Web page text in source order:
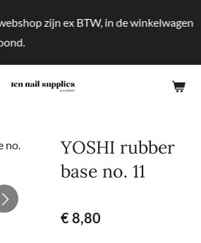
zijn ex BTW, in de winkelwagen
YOSHI rubber
base no. 11
€ 8,80